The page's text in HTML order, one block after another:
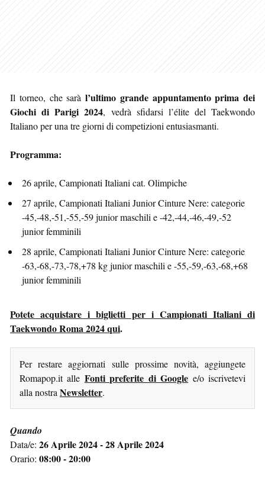
Il torneo, che sarà l’ultimo grande appuntamento prima dei
Giochi di Parigi 2024, vedrà sfidarsi l’élite del Taekwondo
Italiano per una tre giorni di competizioni entusiasmanti.
Programma:
26 aprile, Campionati Italiani cat. Olimpiche
27 aprile, Campionati Italiani Junior Cinture Nere: categorie
-45,-48,-51,-55,-59 junior maschili e -42,-44,-46,-49,-52
junior femminili
28 aprile, Campionati Italiani Junior Cinture Nere: categorie
-63,-68,-73,-78,+78 kg junior maschili e -55,-59,-63,-68,+68
junior femminili
Potete acquistare i biglietti per i Campionati Italiani di
Taekwondo Roma 2024 qui.
Per restare aggiornati sulle prossime novità, aggiungete
Romapop.it alle Fonti preferite di Google e/o iscrivetevi
alla nostra Newsletter.
Quando
Data/e: 26 Aprile 2024 - 28 Aprile 2024
Orario: 08:00 - 20:00